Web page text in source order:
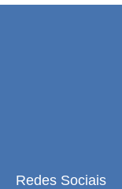
Redes Sociais